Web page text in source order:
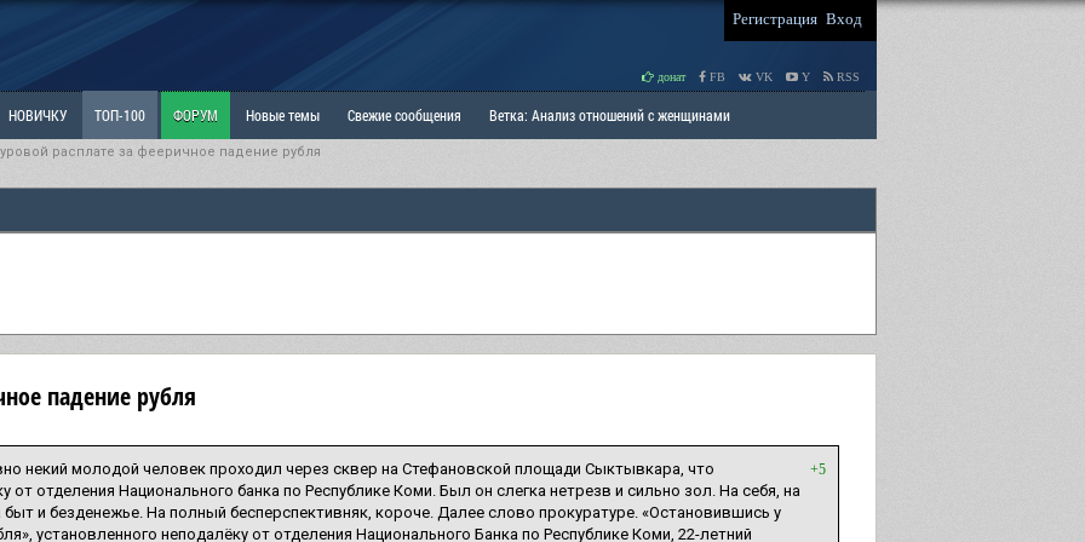
Регистрация Вход
донат FB VK Y RSS
НОВИЧКУ ТОП-100 ФОРУМ Новые темы Свежие сообщения Ветка: Анализ отношений с женщинами
Наболевшее. Выскажись! РАЗДЕЛ: Мы и Женщины
расплате за фееричное падение рубля
падение рубля
+5
некий молодой человек проходил через сквер на Стефановской площади Сыктывкара, что
от отделения Национального банка по Республике Коми. Был он слегка нетрезв и сильно зол. На себя, на
быт и безденежье. На полный бесперспективняк, короче. Далее слово прокуратуре. «Остановившись у
установленного неподалёку от отделения Национального Банка по Республике Коми, 22-летний